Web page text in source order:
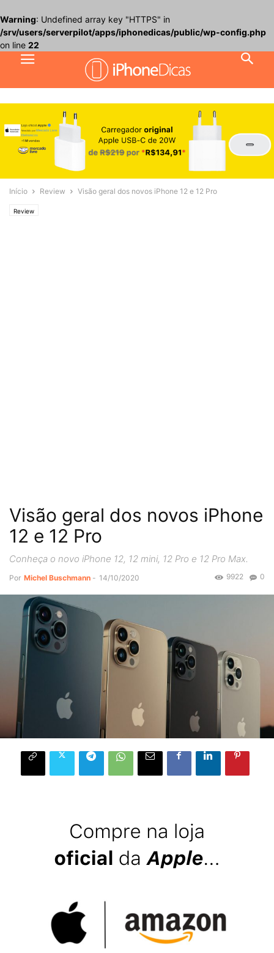
Warning: Undefined array key "HTTPS" in
/srv/users/serverpilot/apps/iphonedicas/public/wp-config.php
on line 22
Início Review Visão geral dos novos iPhone 12 e 12 Pro
Review
Visão geral dos novos iPhone
12 e 12 Pro
Conheça o novo iPhone 12, 12 mini, 12 Pro e 12 Pro Max.
Por Michel Buschmann - 14/10/2020 0
9922